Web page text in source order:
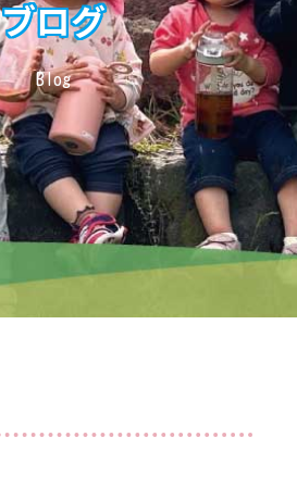
ブログ
Blog